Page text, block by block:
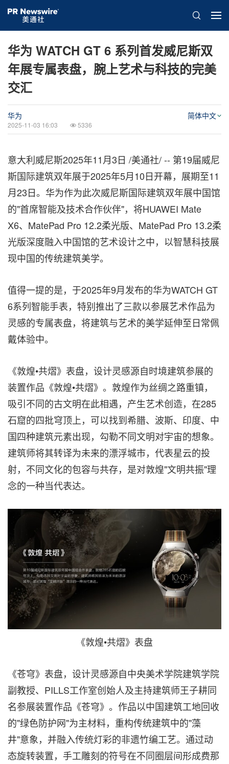
华为 WATCH GT 6 系列首发威尼斯双
年展专属表盘，腕上艺术与科技的完美
交汇
华为
2025-11-03 16:03 5336
简体中文
意大利威尼斯2025年11月3日 /美通社/ -- 第19届威尼
斯国际建筑双年展于2025年5月10日开幕，展期至11
月23日。华为作为此次威尼斯国际建筑双年展中国馆
的"首席智能及技术合作伙伴"，将HUAWEI Mate
X6、MatePad Pro 12.2柔光版、MatePad Pro 13.2柔
光版深度融入中国馆的艺术设计之中，以智慧科技展
现中国的传统建筑美学。
值得一提的是，于2025年9月发布的华为WATCH GT
6系列智能手表，特别推出了三款以参展艺术作品为
灵感的专属表盘，将建筑与艺术的美学延伸至日常佩
戴体验中。
《敦煌•共熠》表盘，设计灵感源自时境建筑参展的
装置作品《敦煌•共熠》。敦煌作为丝绸之路重镇，
吸引不同的古文明在此相遇，产生艺术创造，在285
石窟的四批穹顶上，可以找到希腊、波斯、印度、中
国四种建筑元素出现，勾勒不同文明对宇宙的想象。
建筑师将其转译为未来的漂浮城市，代表星云的投
射，不同文化的包容与共存，是对敦煌"文明共振"理
念的一种当代表达。
《敦煌•共熠》表盘
《苍穹》表盘，设计灵感源自中央美术学院建筑学院
副教授、PILLS工作室创始人及主持建筑师王子耕同
名参展装置作品《苍穹》。作品以中国建筑工地回收
的"绿色防护网"为主材料，重构传统建筑中的"藻
井"意象，并融入传统灯彩的非遗竹编工艺。通过动
态旋转装置，手工雕刻的符号在不同圈层间形成费那